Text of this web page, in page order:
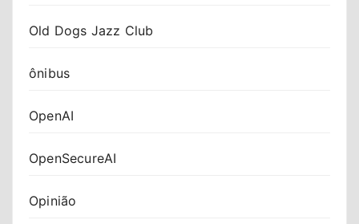
Old Dogs Jazz Club
ônibus
OpenAI
OpenSecureAI
Opinião